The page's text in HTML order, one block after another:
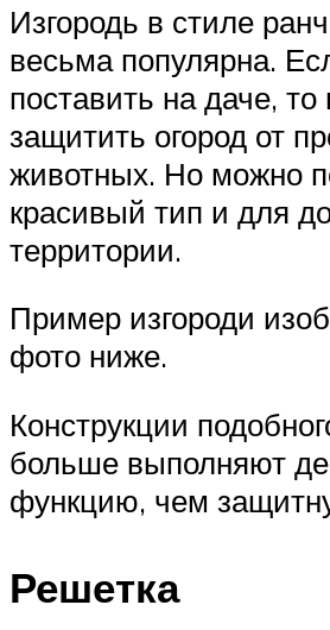
Изгородь в стиле
весьма популярна.
поставить на даче,
защитить огород от
животных. Но можно
красивый тип и для
территории.
Пример изгороди
фото ниже.
Конструкции
больше выполняют
функцию, чем
Решетка